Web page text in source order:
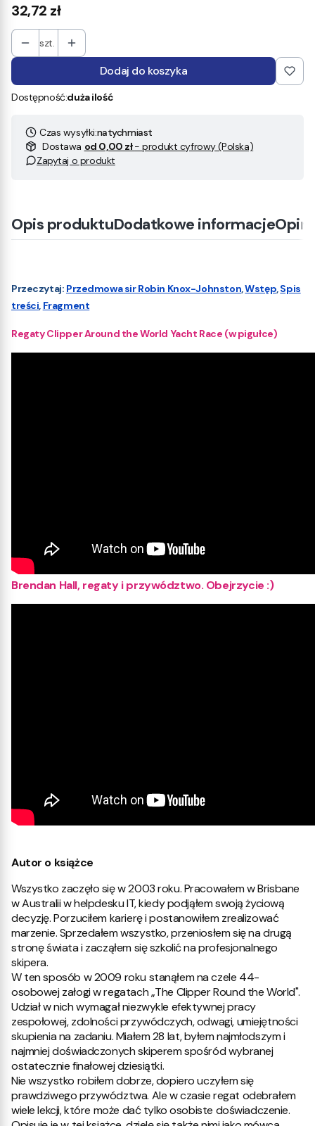
Cena
32,72 zł
szt.
Dodaj do koszyka
Dostępność:duża ilość
Czas wysyłki:natychmiast
Dostawa od 0,00 zł- produkt cyfrowy (Polska)
Zapytaj o produkt
Opis produktuDodatkowe informacje
Przeczytaj: Przedmowa sir Robin Knox-Johnston,Wstęp,Spis
treści, Fragment
Regaty Clipper Around the World Yacht Race (w pigułce)
Brendan Hall, regaty i przywództwo. Obejrzycie :)
Autor o książce
Wszystko zaczęło się w 2003 roku. Pracowałem w Brisbane
w Australii w helpdesku IT, kiedy podjąłem swoją życiową
decyzję. Porzuciłem karierę i postanowiłem zrealizować
marzenie. Sprzedałem wszystko, przeniosłem się na drugą
stronę świata i zacząłem się szkolić na profesjonalnego
skipera.
W ten sposób w 2009 roku stanąłem na czele 44-
osobowej załogi w regatach „The Clipper Round the World".
Udział w nich wymagał niezwykle efektywnej pracy
zespołowej, zdolności przywódczych, odwagi, umiejętności
skupienia na zadaniu. Miałem 28 lat, byłem najmłodszym i
najmniej doświadczonych skiperem spośród wybranej
ostatecznie finałowej dziesiątki.
Nie wszystko robiłem dobrze, dopiero uczyłem się
prawdziwego przywództwa. Ale w czasie regat odebrałem
wiele lekcji, które może dać tylko osobiste doświadczenie.